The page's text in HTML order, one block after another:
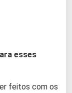
esses
feitos com os